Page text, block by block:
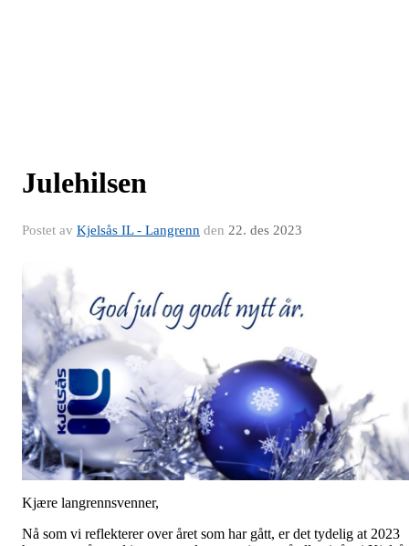
Julehilsen
Postet av Kjelsås IL - Langrenn den 22. des 2023
Kjære langrennsvenner,
Nå som vi reflekterer over året som har gått, er det tydelig at 2023